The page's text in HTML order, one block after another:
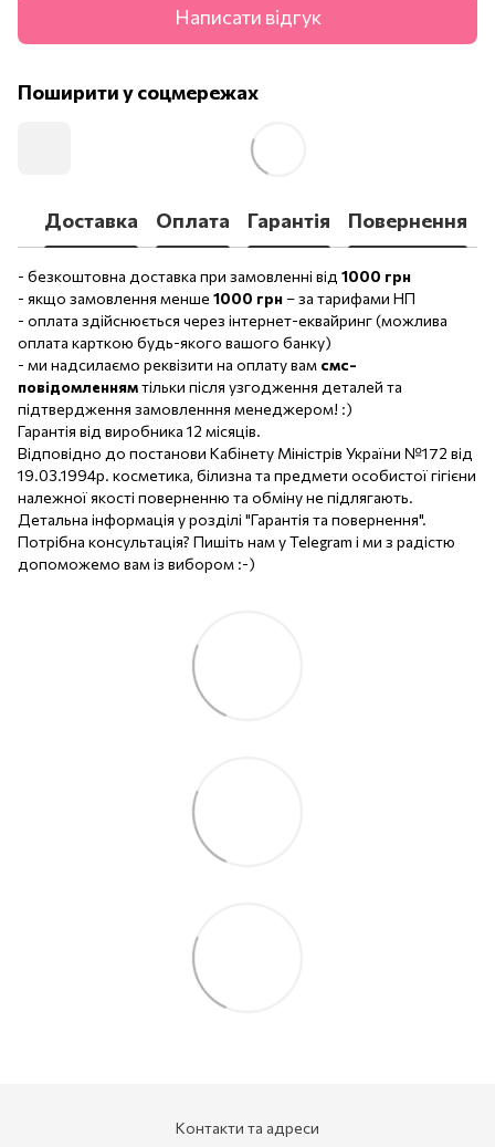
Написати відгук
Поширити у соцмережах
Доставка Оплата Гарантія Повернення
- безкоштовна доставка при замовленні від 1000 грн
- якщо замовлення менше 1000 грн– за тарифами НП
- оплата здійснюється через інтернет-еквайринг (можлива
оплата карткою будь-якого вашого банку)
- ми надсилаємо реквізити на оплату вам смс-
повідомленнямтільки після узгодження деталей та
підтвердження замовленння менеджером! :)
Гарантія від виробника 12 місяців.
Відповідно до постанови Кабінету Міністрів України №172 від
19.03.1994р. косметика, білизна та предмети особистої гігієни
належної якості поверненню та обміну не підлягають.
Детальна інформація у розділі "Гарантія та повернення".
Потрібна консультація? Пишіть нам у Telegram і ми з радістю
допоможемо вам із вибором :-)
Контакти та адреси